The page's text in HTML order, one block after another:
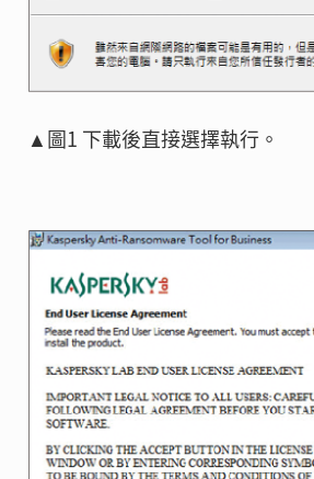
▲圖1 下載後直接選擇執行。